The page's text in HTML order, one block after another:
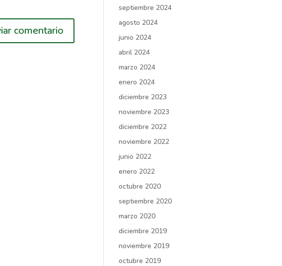
septiembre 2024
agosto 2024
junio 2024
abril 2024
marzo 2024
enero 2024
diciembre 2023
noviembre 2023
diciembre 2022
noviembre 2022
junio 2022
enero 2022
octubre 2020
septiembre 2020
marzo 2020
diciembre 2019
noviembre 2019
octubre 2019